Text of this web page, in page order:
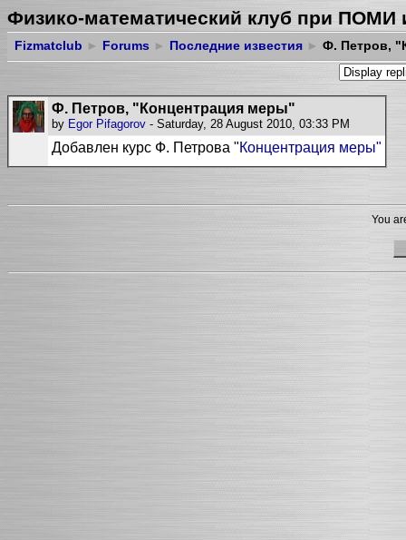
Физико-математический клуб при ПОМИ
Fizmatclub ► Forums ► Последние известия ► Ф. Петров,
Ф. Петров, "Концентрация меры"
by Egor Pifagorov - Saturday, 28 August 2010, 03:33 PM
Добавлен курс Ф. Петрова "Концентрация меры"
You